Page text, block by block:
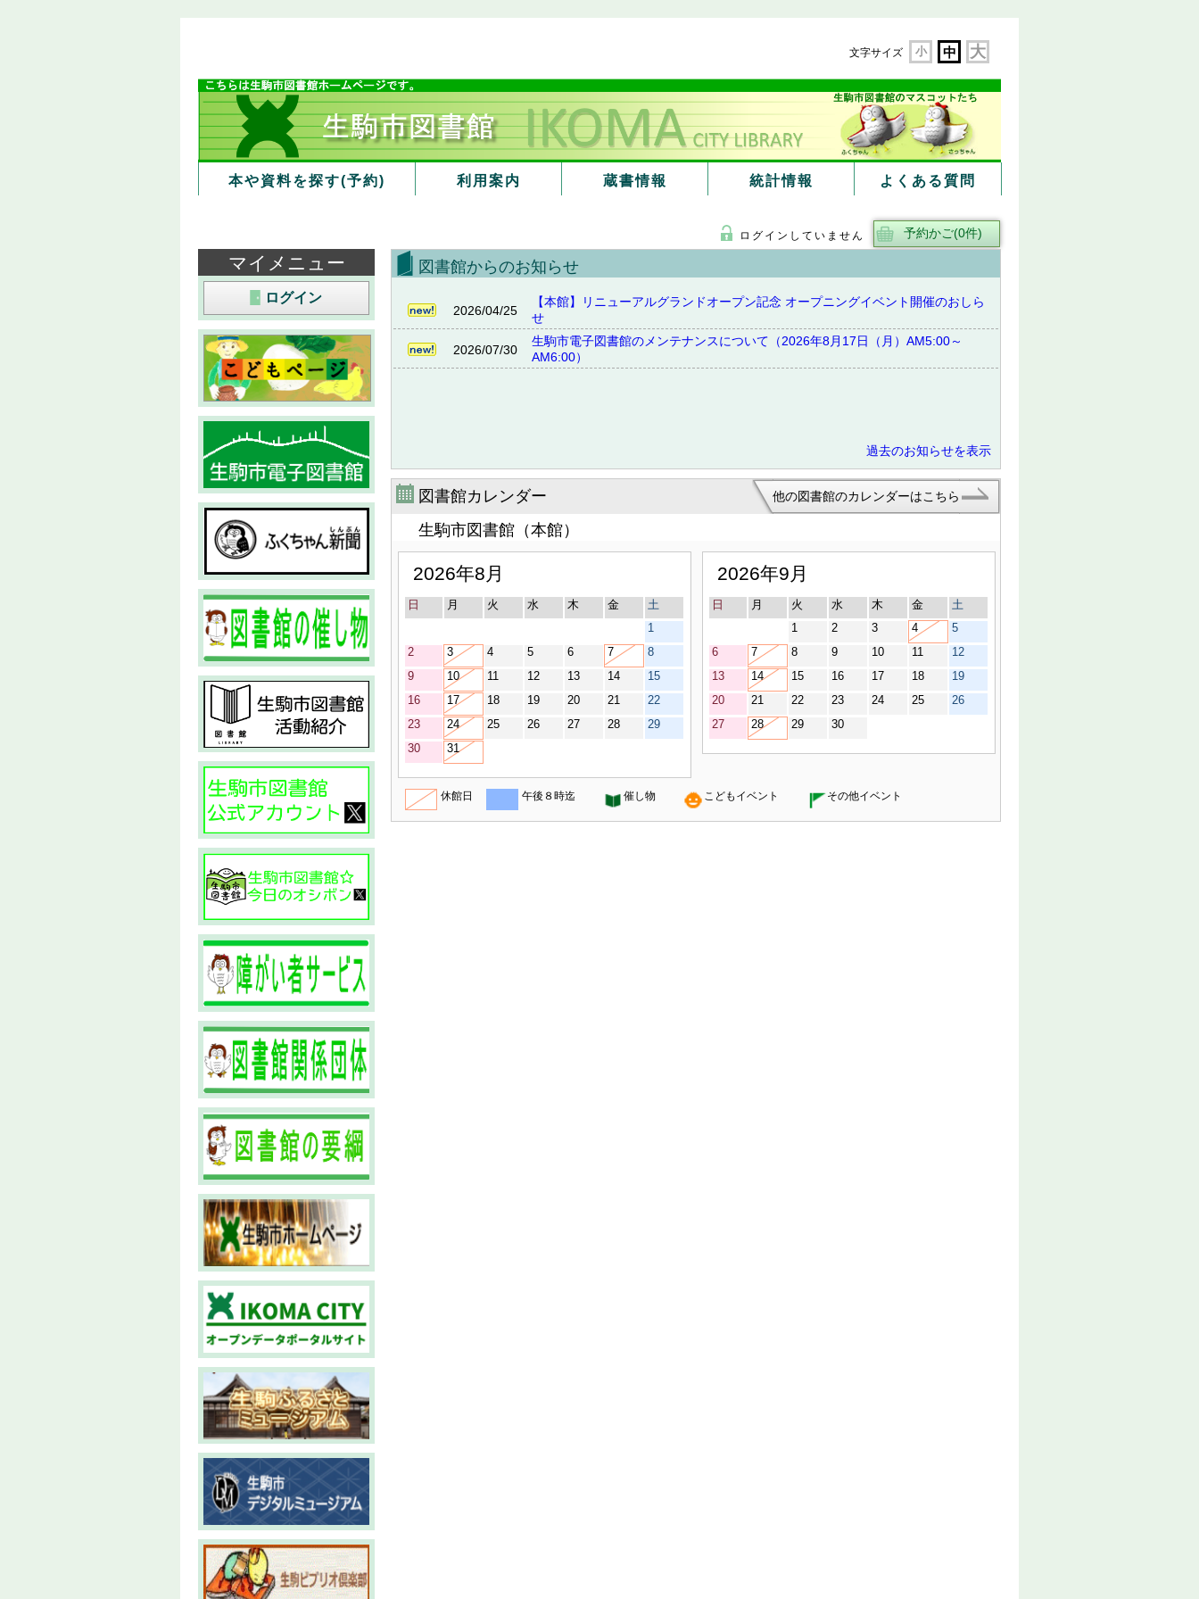
文字サイズ 小 中 大
本や資料を探す(予約) 利用案内 蔵書情報 統計情報 よくある質問
ログインしていません
マイメニュー
ログイン
図書館からのお知らせ
2026/04/25
【本館】リニューアルグランドオープン記念 オープニングイベント開催のおしら
せ
2026/07/30
生駒市電子図書館のメンテナンスについて（2026年8月17日（月）AM5:00～
AM6:00）
過去のお知らせを表示
図書館カレンダー 他の図書館のカレンダーはこちら
生駒市図書館（本館）
2026年8月
日 月 火 水 木 金
土
1
2
3 4 5 6 7
8
9
10 11 12 13 14
15
16
17 18 19 20 21
22
23
24 25 26 27 28
29
30
31
2026年9月
日 月 火 水 木 金
土
1
2 3 4
5
6
7 8 9 10 11
12
13
14 15 16 17 18
19
20
21 22 23 24 25
26
27
28 29 30
休館日 午後８時迄 催し物 こどもイベント その他イベント